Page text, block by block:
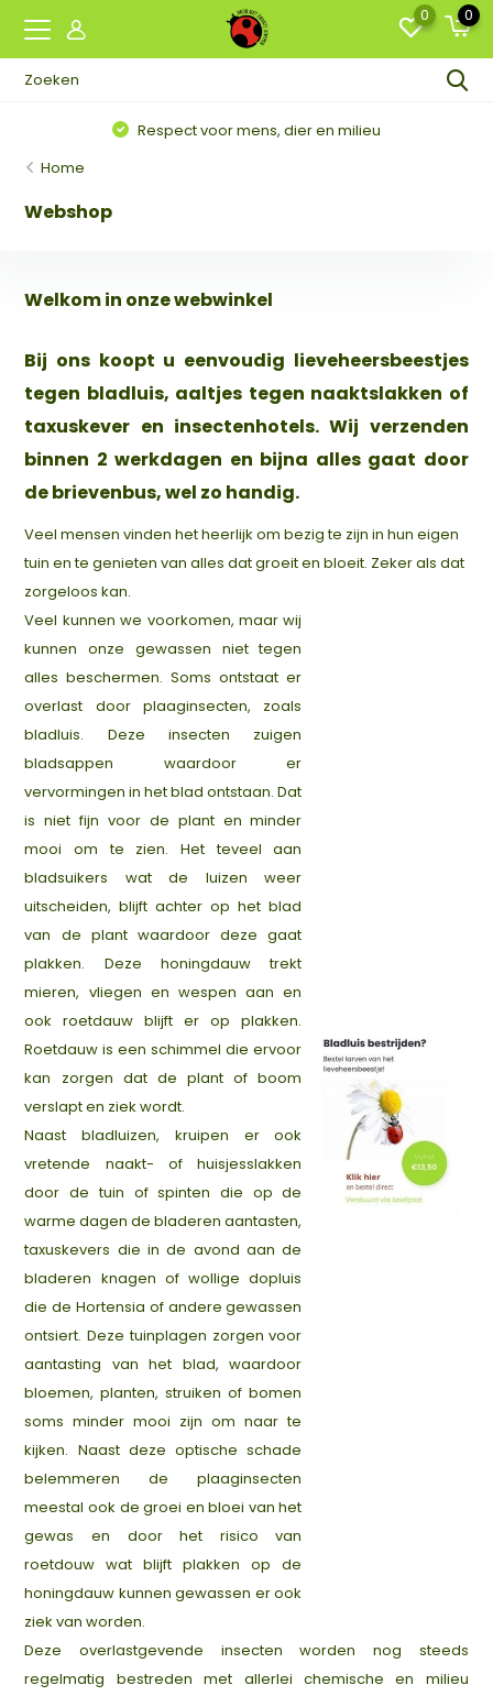
0 0
Respect voor mens, dier en milieu
Home
Webshop
Welkom in onze webwinkel
Bij ons koopt u eenvoudig lieveheersbeestjes
tegen bladluis, aaltjes tegen naaktslakken of
taxuskever en insectenhotels. Wij verzenden
binnen 2 werkdagen en bijna alles gaat door
de brievenbus, wel zo handig.
Veel mensen vinden het heerlijk om bezig te zijn in hun eigen
tuin en te genieten van alles dat groeit en bloeit. Zeker als dat
zorgeloos kan.
Veel kunnen we voorkomen, maar wij
kunnen onze gewassen niet tegen
alles beschermen. Soms ontstaat er
overlast door plaaginsecten, zoals
bladluis. Deze insecten zuigen
bladsappen waardoor er
vervormingen in het blad ontstaan. Dat
is niet fijn voor de plant en minder
mooi om te zien. Het teveel aan
bladsuikers wat de luizen weer
uitscheiden, blijft achter op het blad
van de plant waardoor deze gaat
plakken. Deze honingdauw trekt
mieren, vliegen en wespen aan en
ook roetdauw blijft er op plakken.
Roetdauw is een schimmel die ervoor
kan zorgen dat de plant of boom
verslapt en ziek wordt.
Naast bladluizen, kruipen er ook
vretende naakt- of huisjesslakken
door de tuin of spinten die op de
warme dagen de bladeren aantasten,
taxuskevers die in de avond aan de
bladeren knagen of wollige dopluis
die de Hortensia of andere gewassen
ontsiert. Deze tuinplagen zorgen voor
aantasting van het blad, waardoor
bloemen, planten, struiken of bomen
soms minder mooi zijn om naar te
kijken. Naast deze optische schade
belemmeren de plaaginsecten
meestal ook de groei en bloei van het
gewas en door het risico van
roetdouw wat blijft plakken op de
honingdauw kunnen gewassen er ook
ziek van worden.
Deze overlastgevende insecten worden nog steeds
regelmatig bestreden met allerlei chemische en milieu